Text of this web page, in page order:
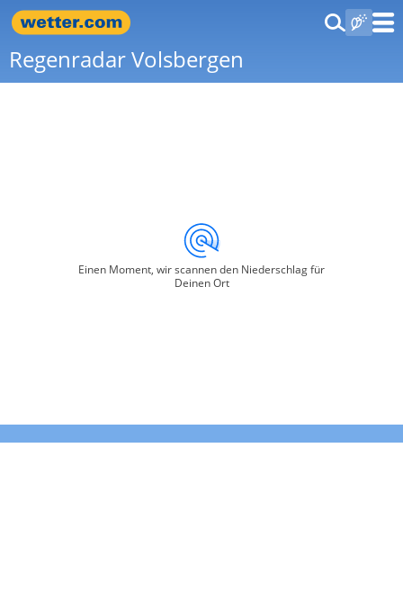
Regenradar Volsbergen
Einen Moment, wir scannen den Niederschlag für
Deinen Ort